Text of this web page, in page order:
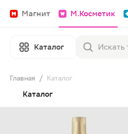
Магнит М.Косметик
Каталог
Главная / Каталог
Каталог